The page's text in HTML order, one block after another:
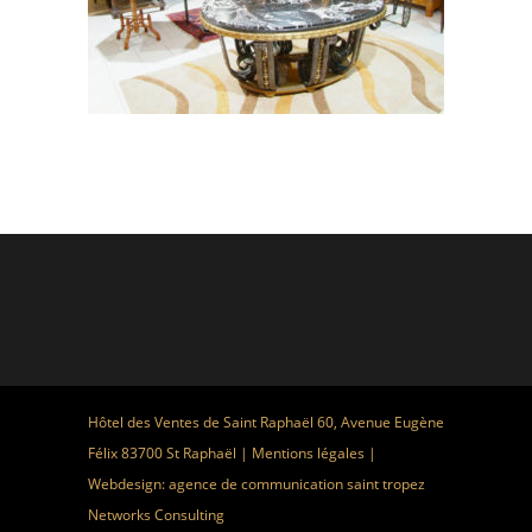
Hôtel des Ventes de Saint Raphaël 60, Avenue Eugène
Félix 83700 St Raphaël | Mentions légales |
Webdesign:agence de communication saint tropez
Networks Consulting